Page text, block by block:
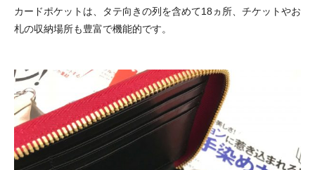
カードポケットは、タテ向きの列を含めて18ヵ所、チケットやお
札の収納場所も豊富で機能的です。